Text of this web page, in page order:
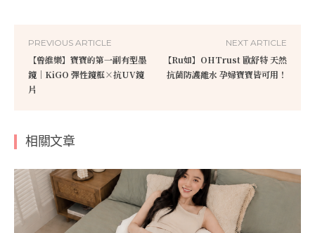
PREVIOUS ARTICLE
【曾維樂】寶寶的第一副有型墨
鏡｜KiGO 彈性鏡框×抗UV鏡
片
NEXT ARTICLE
【Ru如】OHTrust 歐舒特 天然
抗菌防護離水 孕婦寶寶皆可用！
相關文章